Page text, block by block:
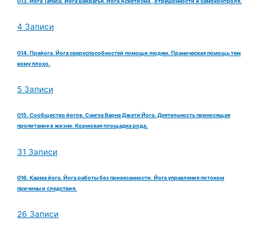
4 Записи
014. Прайога. Йога сверхспособностей помощи людям. Праническая помощь тем
кому плохо.
5 Записи
015. Сообщество йогов. Сангха Варна Джати Йога. Деятельность приносящая
пропитание в жизни. Кормовая площадка рода.
31 Записи
016. Карма йога. Йога работы без привязанности. Йога управления потоком
причины и следствия.
26 Записи